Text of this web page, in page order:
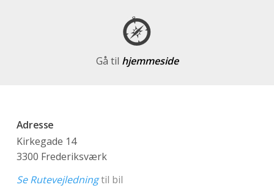
Gå til hjemmeside
Adresse
Kirkegade 14
3300 Frederiksværk
Se Rutevejledningtil bil